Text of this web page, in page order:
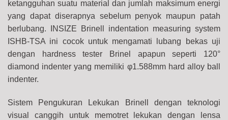
ketangguhan suatu material dan jumlah maksimum energi
yang dapat diserapnya sebelum penyok maupun patah
berlubang. INSIZE Brinell indentation measuring system
ISHB-TSA ini cocok untuk mengamati lubang bekas uji
dengan hardness tester Brinel apapun seperti 120°
diamond indenter yang memiliki φ1.588mm hard alloy ball
indenter.
Sistem Pengukuran Lekukan Brinell dengan teknologi
visual canggih untuk memotret lekukan dengan lensa